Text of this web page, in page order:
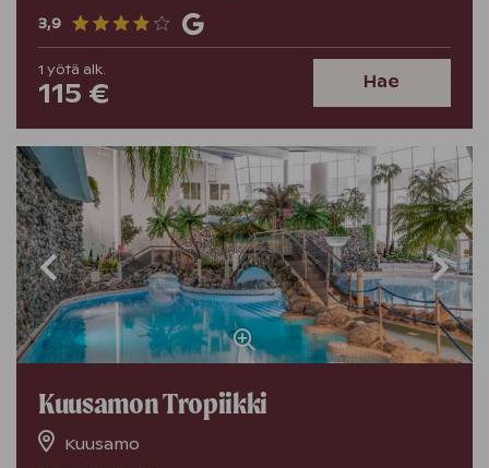
3,9
1 yötä alk.
115 € Hae
Kuusamon Tropiikki
Kuusamo